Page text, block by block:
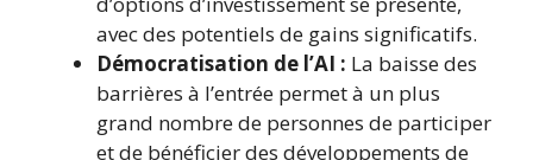
avec des potentiels de gains significatifs.
Démocratisation de l’AI : La baisse des
barrières à l’entrée permet à un plus
grand nombre de personnes de participer
et de bénéficier des développements de